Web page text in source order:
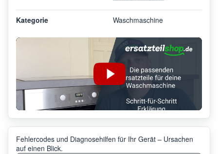
Kategorie Waschmaschine
Fehlercodes und Diagnosehilfen für Ihr Gerät – Ursachen
auf einen Blick.